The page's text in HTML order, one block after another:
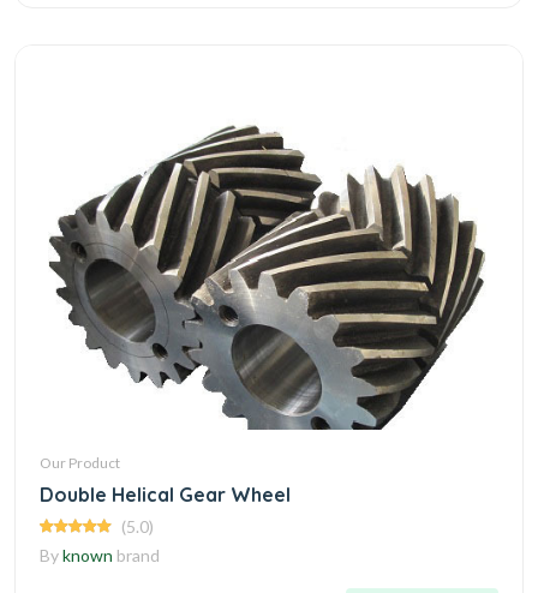
Our Product
Double Helical Gear Wheel
(5.0)
Byknown brand